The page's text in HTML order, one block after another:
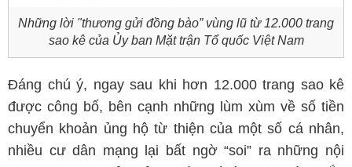
Những lời "thương gửi đồng bào” vùng lũ từ 12.000 trang
sao kê của Ủy ban Mặt trận Tổ quốc Việt Nam
Đáng chú ý, ngay sau khi hơn 12.000 trang sao kê
được công bố, bên cạnh những lùm xùm về số tiền
chuyển khoản ủng hộ từ thiện của một số cá nhân,
nhiều cư dân mạng lại bất ngờ “soi” ra những nội